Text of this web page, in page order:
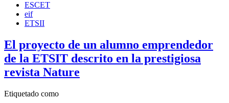
ESCET
eif
ETSII
El proyecto de un alumno emprendedor
de la ETSIT descrito en la prestigiosa
revista Nature
Etiquetado como